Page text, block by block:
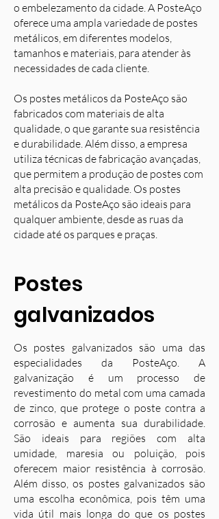
o embelezamento da cidade. A PosteAço
oferece uma ampla variedade de postes
metálicos, em diferentes modelos,
tamanhos e materiais, para atender às
necessidades de cada cliente.
Os postes metálicos da PosteAço são
fabricados com materiais de alta
qualidade, o que garante sua resistência
e durabilidade. Além disso, a empresa
utiliza técnicas de fabricação avançadas,
que permitem a produção de postes com
alta precisão e qualidade. Os postes
metálicos da PosteAço são ideais para
qualquer ambiente, desde as ruas da
cidade até os parques e praças.
Postes
galvanizados
Os postes galvanizados são uma das
especialidades da PosteAço. A
galvanização é um processo de
revestimento do metal com uma camada
de zinco, que protege o poste contra a
corrosão e aumenta sua durabilidade.
São ideais para regiões com alta
umidade, maresia ou poluição, pois
oferecem maior resistência à corrosão.
Além disso, os postes galvanizados são
uma escolha econômica, pois têm uma
vida útil mais longa do que os postes